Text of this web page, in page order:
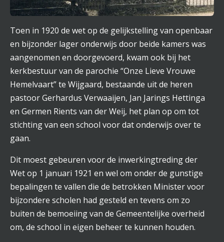
Toen in 1920 de wet op de gelijkstelling van openbaar
en bijzonder lager onderwijs door beide kamers was
aangenomen en doorgevoerd, kwam ook bij het
kerkbestuur van de parochie “Onze Lieve Vrouwe
Hemelvaart” te Wijgaard, bestaande uit de heren
pastoor Gerhardus Verwaaijen, Jan Jarings Hettinga
en Germen Rients van der Weij, het plan op om tot
stichting van een school voor dat onderwijs over te
gaan.
Dit moest gebeuren voor de inwerkingtreding der
Wet op 1 januari 1921 en wel om onder de gunstige
bepalingen te vallen die de betrokken Minister voor
bijzondere scholen had gesteld en tevens om zo
buiten de bemoeiing van de Gemeentelijke overheid
om, de school in eigen beheer te kunnen houden.